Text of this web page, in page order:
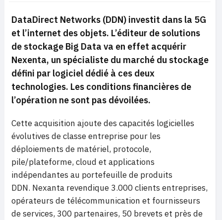
DataDirect Networks (DDN) investit dans la 5G
et l’internet des objets. L’éditeur de solutions
de stockage Big Data va en effet acquérir
Nexenta, un spécialiste du marché du stockage
défini par logiciel dédié à ces deux
technologies. Les conditions financières de
l’opération ne sont pas dévoilées.
Cette acquisition ajoute des capacités logicielles
évolutives de classe entreprise pour les
déploiements de matériel, protocole,
pile/plateforme, cloud et applications
indépendantes au portefeuille de produits
DDN. Nexanta revendique 3.000 clients entreprises,
opérateurs de télécommunication et fournisseurs
de services, 300 partenaires, 50 brevets et près de